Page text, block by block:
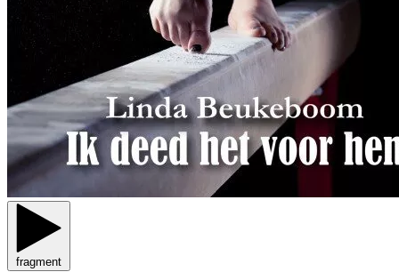
fragment